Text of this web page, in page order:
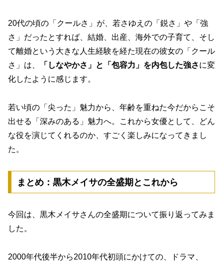
20代の頃の「クールさ」が、若さゆえの「鋭さ」や「強
さ」だったとすれば、結婚、出産、海外での子育て、そし
て離婚という大きな人生経験を経た現在の彼女の「クール
さ」は、
「しなやかさ」と「包容力」を内包した強さに変
化したように感じます。
若い頃の「尖った」魅力から、年齢を重ねた今だからこそ
出せる「深みのある」魅力へ。これから女優として、どん
な役を演じてくれるのか、すごく楽しみになってきまし
た。
まとめ：黒木メイサの全盛期とこれから
今回は、黒木メイサさんの全盛期について振り返ってみま
した。
2000年代後半から2010年代初頭にかけての、ドラマ、